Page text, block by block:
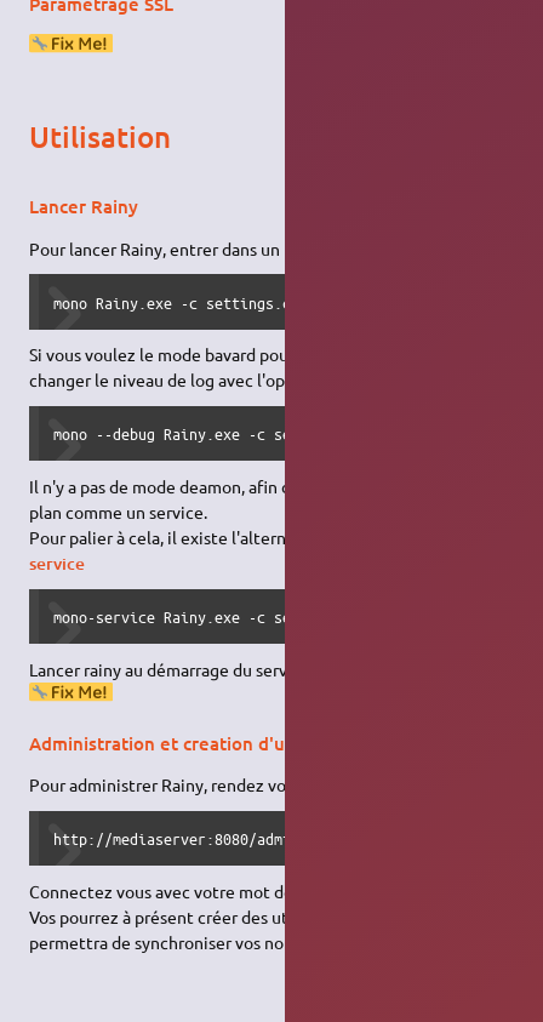
Utilisation
Lancer Rainy
Pour lancer Rainy, entrer dans un terminal:
mono Rainy.exe -c settings.conf
Si vous voulez le mode bavard pour debugger, vous pouvez
changer le niveau de log avec l'option -vvvv.
mono --debug Rainy.exe -c settings.conf -vvvv
Il n'y a pas de mode deamon, afin de le faire tourner en arrière
plan comme un service.
Pour palier à cela, il existe l'alternative d'utiliser
service
mono-service Rainy.exe -c settings.conf
Lancer rainy au démarrage du serveur
Administration et creation d'utilisateur
Pour administrer Rainy, rendez vous à l'adresse :
http://mediaserver:8080/admin/#/user
Connectez vous avec votre mot de passe d'administration.
Vos pourrez à présent créer des utilisateurs, ce qui vous
permettra de synchroniser vos notes.